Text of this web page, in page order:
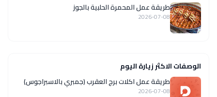
طريقة عمل المحمرة الحلبية بالجوز
2026-07-08
الوصفات الاكثر زيارة اليوم
طريقة عمل اكلات برج العقرب (جمبري بالاسبراجوس)
2026-07-08